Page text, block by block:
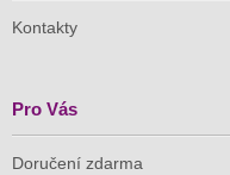
Kontakty
Pro Vás
Doručení zdarma